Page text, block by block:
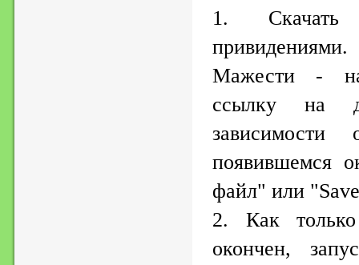
1.
Мажести -
ссылку на
появившемся
файл" или
2. Как только
окончен,